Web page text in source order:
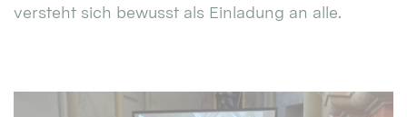
versteht sich bewusst als Einladung an alle.